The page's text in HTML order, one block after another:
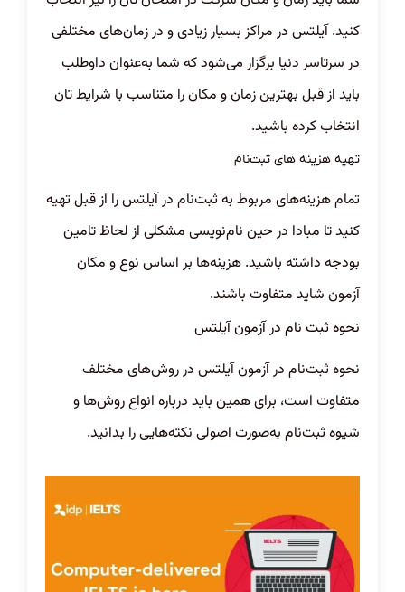
کنید. آیلتس در مراکز بسیار زیادی و در زمان‌های مختلفی
در سرتاسر دنیا برگزار می‌شود که شما به‌عنوان داوطلب
باید از قبل بهترین زمان و مکان را متناسب با شرایط‌‌‌‌ تان
انتخاب کرده باشید.
تهیه هزینه های ثبت‌نام
تمام هزینه‌های مربوط به ثبت‌نام در آیلتس را از قبل تهیه
کنید تا مبادا در حین نام‌نویسی مشکلی از لحاظ تامین
بودجه داشته باشید. هزینه‌ها بر اساس نوع و مکان
آزمون شاید متفاوت باشند.
نحوه ثبت نام در آزمون آیلتس
نحوه ثبت‌نام در آزمون آیلتس در روش‌های مختلف
متفاوت است، برای همین باید درباره انواع روش‌ها و
شیوه ثبت‌نام به‌صورت اصولی نکته‌هایی را بدانید.